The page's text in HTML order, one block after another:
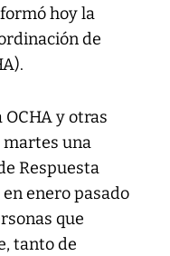
hoy la
de
y otras
martes una
Respuesta
enero pasado
que
tanto de